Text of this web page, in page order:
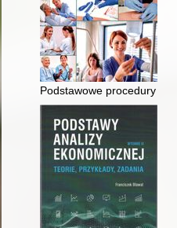
Podstawowe procedury